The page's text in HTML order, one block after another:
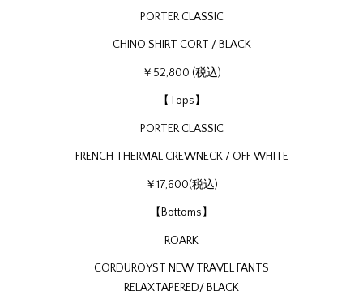
PORTER CLASSIC
CHINO SHIRT CORT / BLACK
￥52,800 (税込)
【Tops】
PORTER CLASSIC
FRENCH THERMAL CREWNECK / OFF WHITE
￥17,600(税込)
【Bottoms】
ROARK
CORDUROYST NEW TRAVEL FANTS
RELAXTAPERED/ BLACK